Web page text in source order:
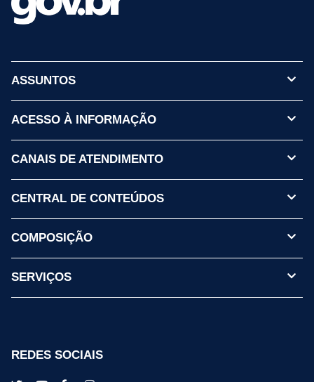
ASSUNTOS
ACESSO À INFORMAÇÃO
CANAIS DE ATENDIMENTO
CENTRAL DE CONTEÚDOS
COMPOSIÇÃO
SERVIÇOS
REDES SOCIAIS